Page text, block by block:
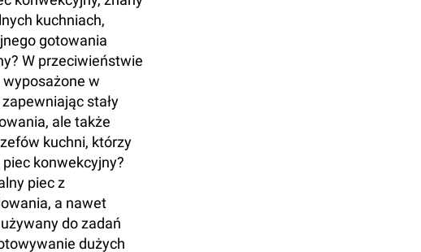
kuchniach,
gotowania
W przeciwieństwie
w
stały
ale także
kuchni, którzy
konwekcyjny?
piec z
a nawet
do zadań
dużych